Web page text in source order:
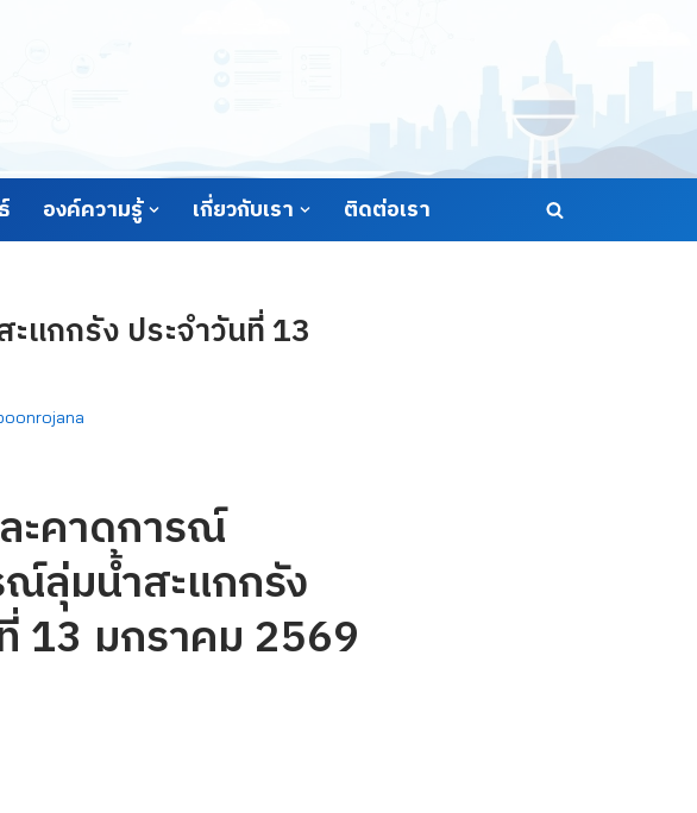
องค์ความรู้ เกี่ยวกับเรา ติดต่อเรา
แกกรัง ประจำวันที่ 13
ะคาดการณ์
ลุ่มน้ำสะแกกรัง
13 มกราคม 2569